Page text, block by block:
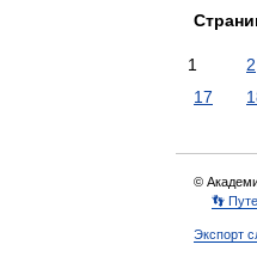
1 2
17
©
👣
Экспорт